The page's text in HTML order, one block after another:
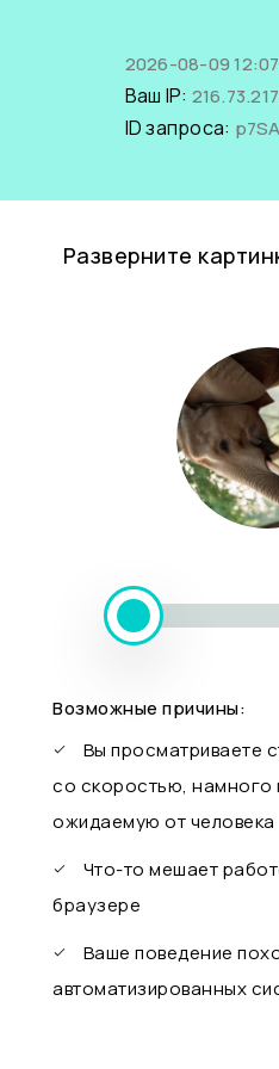
2026-08-09
Ваш IP:
ID запроса:
Разверните
Возможные причины:
Вы просматриваете
со скоростью,
ожидаемую от человека
Что-то мешает
браузере
Ваше поведение
автоматизированных